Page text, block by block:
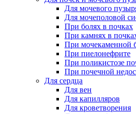
Для мочевого
Для мочеполовой
При болях в почках
При камнях в
При мочекаменной
При пиелонефрите
При поликистозе
При почечной
Для сердца
Для вен
Для капилляров
Для кроветворения